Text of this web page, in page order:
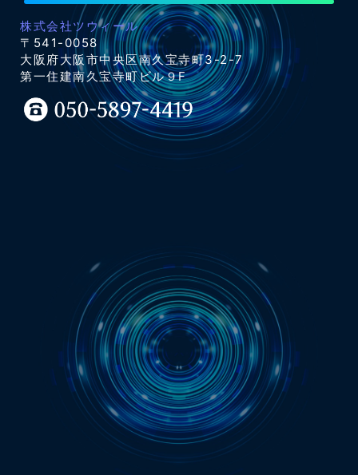
株式会社ツウィール
〒541-0058
大阪府大阪市中央区南久宝寺町3-2-7
第一住建南久宝寺町ビル９F